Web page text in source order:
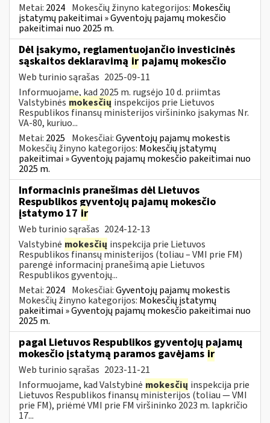
Metai: 2024 Mokesčių žinyno kategorijos: Mokesčių
įstatymų pakeitimai » Gyventojų pajamų mokesčio
pakeitimai nuo 2025 m.
Dėl įsakymo, reglamentuojančio investicinės
sąskaitos deklaravimą ir pajamų mokesčio
Web turinio sąrašas 2025-09-11
Informuojame, kad 2025 m. rugsėjo 10 d. priimtas
Valstybinės mokesčių inspekcijos prie Lietuvos
Respublikos finansų ministerijos viršininko įsakymas Nr.
VA-80, kuriuo...
Metai: 2025 Mokesčiai:Gyventojų pajamų mokestis
Mokesčių žinyno kategorijos: Mokesčių įstatymų
pakeitimai » Gyventojų pajamų mokesčio pakeitimai nuo
2025 m.
Informacinis pranešimas dėl Lietuvos
Respublikos gyventojų pajamų mokesčio
įstatymo 17 ir
Web turinio sąrašas 2024-12-13
Valstybinė mokesčių inspekcija prie Lietuvos
Respublikos finansų ministerijos (toliau – VMI prie FM)
parengė informacinį pranešimą apie Lietuvos
Respublikos gyventojų...
Metai: 2024 Mokesčiai:Gyventojų pajamų mokestis
Mokesčių žinyno kategorijos: Mokesčių įstatymų
pakeitimai » Gyventojų pajamų mokesčio pakeitimai nuo
2025 m.
pagal Lietuvos Respublikos gyventojų pajamų
mokesčio įstatymą paramos gavėjams ir
Web turinio sąrašas 2023-11-21
Informuojame, kad Valstybinė mokesčių inspekcija prie
Lietuvos Respublikos finansų ministerijos (toliau — VMI
prie FM), priėmė VMI prie FM viršininko 2023 m. lapkričio
17...